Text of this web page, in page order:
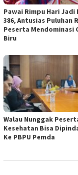
Pawai Rimpu Hari Jadi
386, Antusias Puluhan
Peserta Mendominasi
Biru
Walau Nunggak
Kesehatan Bisa
Ke PBPU Pemda